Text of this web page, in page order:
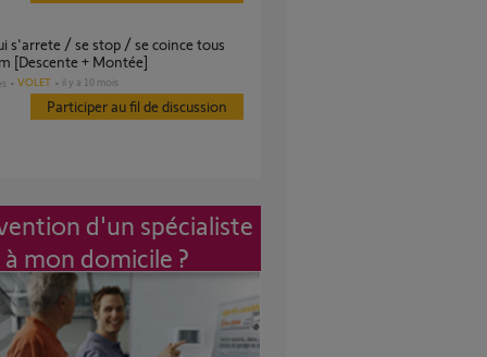
[Descente + Montée]
VOLET il y a 10 mois
Participer au fil de discussion
d'un spécialiste
à mon domicile ?